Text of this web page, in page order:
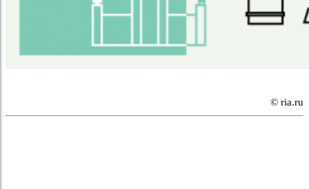
© ria.ru